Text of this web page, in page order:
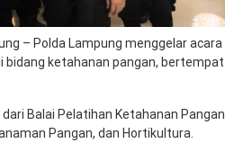
– Polda Lampung menggelar acara
ketahanan pangan, bertempat
Balai Pelatihan Ketahanan Pangan
Pangan, dan Hortikultura.